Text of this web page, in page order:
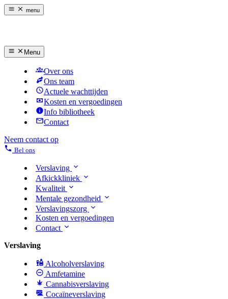
menu
Menu
Over ons
Ons team
Actuele wachttijden
Kosten en vergoedingen
Info bibliotheek
Contact
Neem contact op
Bel ons
Verslaving
Afkickkliniek
Kwaliteit
Mentale gezondheid
Verslavingszorg
Kosten en vergoedingen
Contact
Verslaving
Alcoholverslaving
Amfetamine
Cannabisverslaving
Cocaïneverslaving